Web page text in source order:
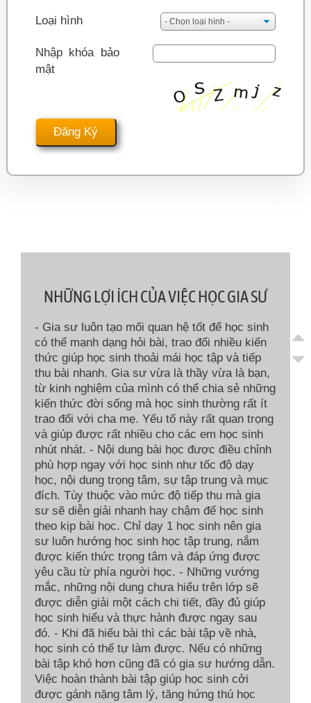
Loại hình
Nhập khóa bảo
mật
NHỮNG LỢI ÍCH CỦA VIỆC HỌC GIA SƯ
- Gia sư luôn tạo mối quan hệ tốt để học sinh
có thể mạnh dạng hỏi bài, trao đổi nhiều kiến
thức giúp học sinh thoải mái học tập và tiếp
thu bài nhanh. Gia sư vừa là thầy vừa là bạn,
từ kinh nghiệm của mình có thể chia sẻ những
kiến thức đời sống mà học sinh thường rất ít
trao đổi với cha mẹ. Yếu tố này rất quan trọng
và giúp được rất nhiều cho các em học sinh
nhút nhát. - Nội dung bài học được điều chỉnh
phù hợp ngay với học sinh như tốc độ dạy
học, nội dung trọng tâm, sự tập trung và mục
đích. Tùy thuộc vào mức độ tiếp thu mà gia
sư sẽ diễn giải nhanh hay chậm để học sinh
theo kịp bài học. Chỉ dạy 1 học sinh nên gia
sư luôn hướng học sinh học tập trung, nắm
được kiến thức trọng tâm và đáp ứng được
yêu cầu từ phía người học. - Những vướng
mắc, những nội dung chưa hiểu trên lớp sẽ
được diễn giải một cách chi tiết, đầy đủ giúp
học sinh hiểu và thực hành được ngay sau
đó. - Khi đã hiểu bài thì các bài tập về nhà,
học sinh có thể tự làm được. Nếu có những
bài tập khó hơn cũng đã có gia sư hướng dẫn.
Việc hoàn thành bài tập giúp học sinh cởi
được gánh nặng tâm lý, tăng hứng thú học